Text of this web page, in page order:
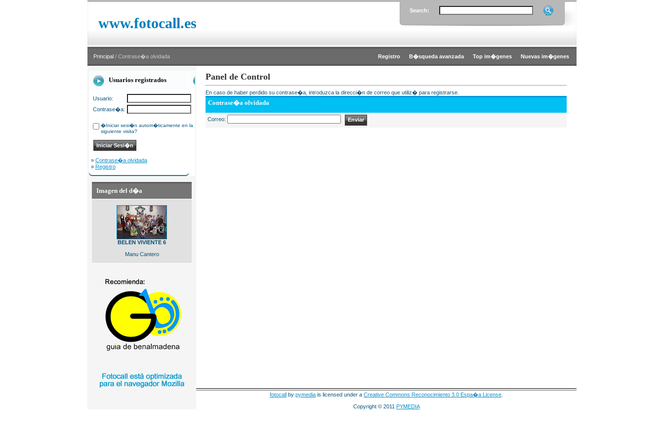
www.fotocall.es
Search:
Principal / Contrase�a olvidada Registro B�squeda avanzada Top im�genes Nuevas im�genes
Usuarios registrados
Usuario:
Contrase�a:
�Iniciar sesi�n autom�ticamente en la
siguiente visita?
» Contrase�a olvidada
» Registro
Imagen del d�a
BELEN VIVIENTE 6
Manu Cantero
Panel de Control
En caso de haber perdido su contrase�a, introduzca la direcci�n de correo que utiliz� para registrarse.
Contrase�a olvidada
Correo:
fotocall by pymedia is licensed under a Creative Commons Reconocimiento 3.0 Espa�a License
Copyright © 2011 PYMEDIA